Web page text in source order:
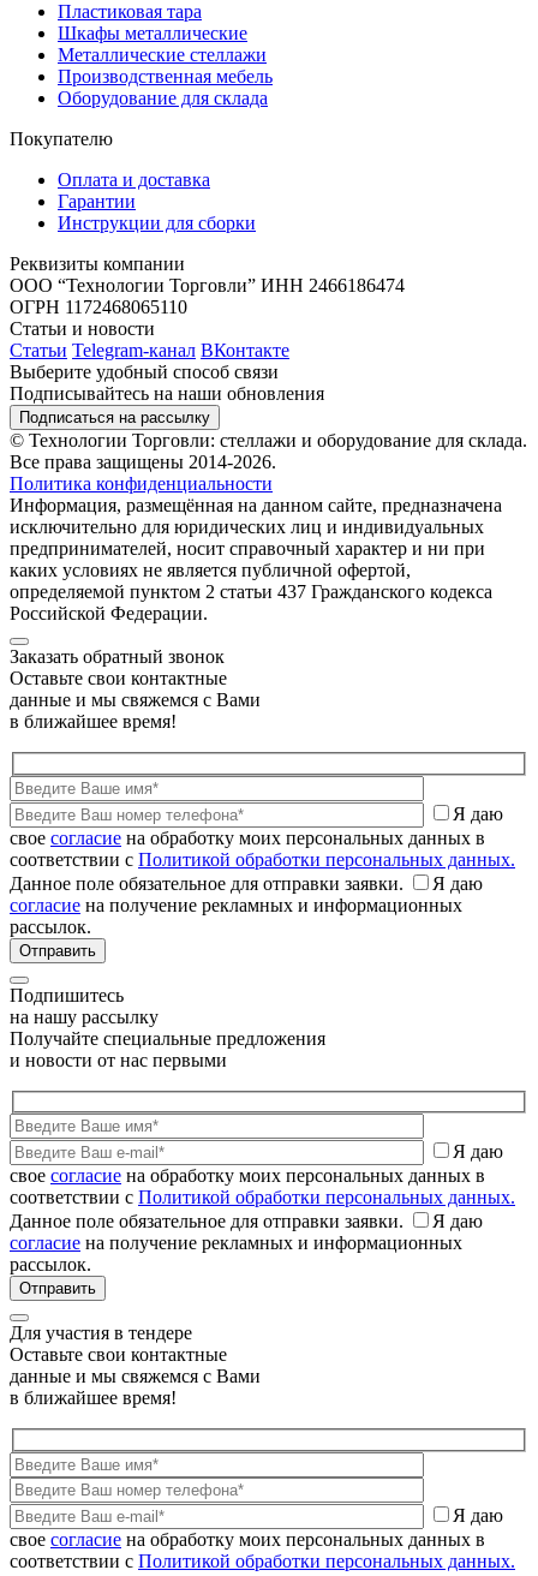
Пластиковая тара
Шкафы металлические
Металлические стеллажи
Производственная мебель
Оборудование для склада
Покупателю
Оплата и доставка
Гарантии
Инструкции для сборки
Реквизиты компании
ООО “Технологии Торговли” ИНН 2466186474
ОГРН 1172468065110
Статьи и новости
Статьи Telegram-канал ВКонтакте
Выберите удобный способ связи
Подписывайтесь на наши обновления
Подписаться на рассылку
© Технологии Торговли: стеллажи и оборудование для склада.
Все права защищены 2014-2026.
Политика конфиденциальности
Информация, размещённая на данном сайте, предназначена
исключительно для юридических лиц и индивидуальных
предпринимателей, носит справочный характер и ни при
каких условиях не является публичной офертой,
определяемой пунктом 2 статьи 437 Гражданского кодекса
Российской Федерации.
Заказать обратный звонок
Оставьте свои контактные
данные и мы свяжемся с Вами
в ближайшее время!
Я даю
свое согласие на обработку моих персональных данных в
соответствии с Политикой обработки персональных данных.
Данное поле обязательное для отправки заявки.
Я даю
согласие на получение рекламных и информационных
рассылок.
Подпишитесь
на нашу рассылку
Получайте специальные предложения
и новости от нас первыми
Я даю
свое согласие на обработку моих персональных данных в
соответствии с Политикой обработки персональных данных.
Данное поле обязательное для отправки заявки.
Я даю
согласие на получение рекламных и информационных
рассылок.
Для участия в тендере
Оставьте свои контактные
данные и мы свяжемся с Вами
в ближайшее время!
Я даю
свое согласие на обработку моих персональных данных в
соответствии с Политикой обработки персональных данных.